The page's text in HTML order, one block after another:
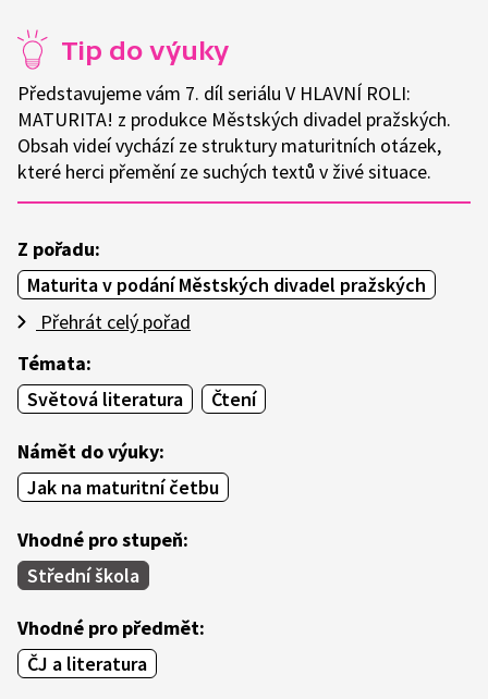
Tip do výuky
Představujeme vám 7. díl seriálu V HLAVNÍ ROLI:
MATURITA! z produkce Městských divadel pražských.
Obsah videí vychází ze struktury maturitních otázek,
které herci přemění ze suchých textů v živé situace.
Z pořadu:
Maturita v podání Městských divadel pražských
Přehrát celý pořad
Témata:
Světová literatura
Čtení
Námět do výuky:
Jak na maturitní četbu
Vhodné pro stupeň:
Střední škola
Vhodné pro předmět:
ČJ a literatura